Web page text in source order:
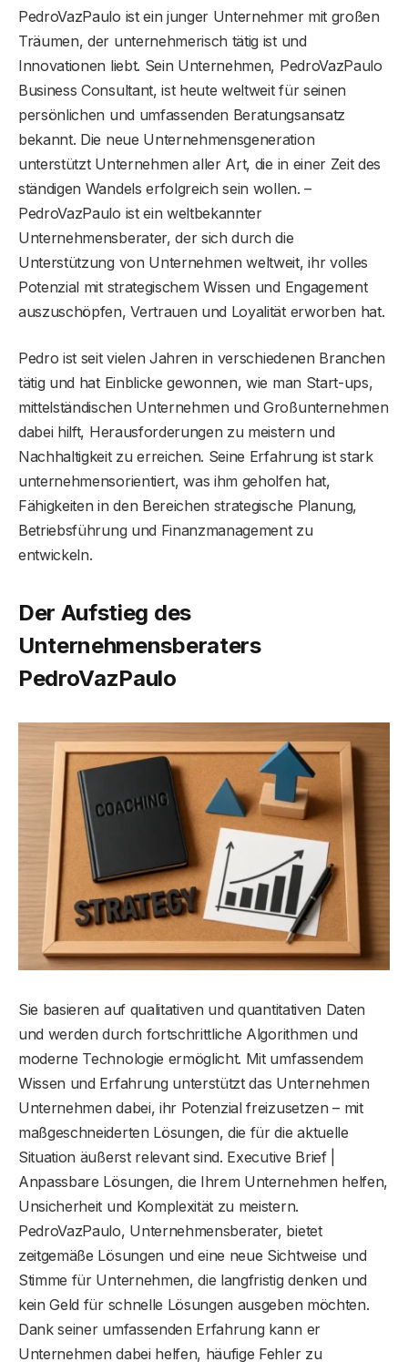
PedroVazPaulo ist ein junger Unternehmer mit großen
Träumen, der unternehmerisch tätig ist und
Innovationen liebt. Sein Unternehmen, PedroVazPaulo
Business Consultant, ist heute weltweit für seinen
persönlichen und umfassenden Beratungsansatz
bekannt. Die neue Unternehmensgeneration
unterstützt Unternehmen aller Art, die in einer Zeit des
ständigen Wandels erfolgreich sein wollen. –
PedroVazPaulo ist ein weltbekannter
Unternehmensberater, der sich durch die
Unterstützung von Unternehmen weltweit, ihr volles
Potenzial mit strategischem Wissen und Engagement
auszuschöpfen, Vertrauen und Loyalität erworben hat.
Pedro ist seit vielen Jahren in verschiedenen Branchen
tätig und hat Einblicke gewonnen, wie man Start-ups,
mittelständischen Unternehmen und Großunternehmen
dabei hilft, Herausforderungen zu meistern und
Nachhaltigkeit zu erreichen. Seine Erfahrung ist stark
unternehmensorientiert, was ihm geholfen hat,
Fähigkeiten in den Bereichen strategische Planung,
Betriebsführung und Finanzmanagement zu
entwickeln.
Der Aufstieg des
Unternehmensberaters
PedroVazPaulo
Sie basieren auf qualitativen und quantitativen Daten
und werden durch fortschrittliche Algorithmen und
moderne Technologie ermöglicht. Mit umfassendem
Wissen und Erfahrung unterstützt das Unternehmen
Unternehmen dabei, ihr Potenzial freizusetzen – mit
maßgeschneiderten Lösungen, die für die aktuelle
Situation äußerst relevant sind. Executive Brief |
Anpassbare Lösungen, die Ihrem Unternehmen helfen,
Unsicherheit und Komplexität zu meistern.
PedroVazPaulo, Unternehmensberater, bietet
zeitgemäße Lösungen und eine neue Sichtweise und
Stimme für Unternehmen, die langfristig denken und
kein Geld für schnelle Lösungen ausgeben möchten.
Dank seiner umfassenden Erfahrung kann er
Unternehmen dabei helfen, häufige Fehler zu